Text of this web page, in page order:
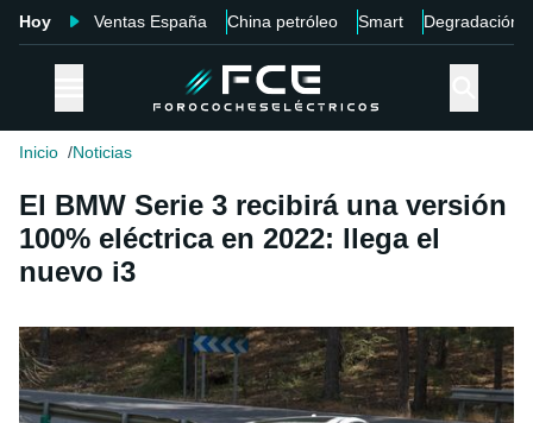
Hoy Ventas España China petróleo Smart Degradación
Inicio Noticias
El BMW Serie 3 recibirá una versión
100% eléctrica en 2022: llega el
nuevo i3